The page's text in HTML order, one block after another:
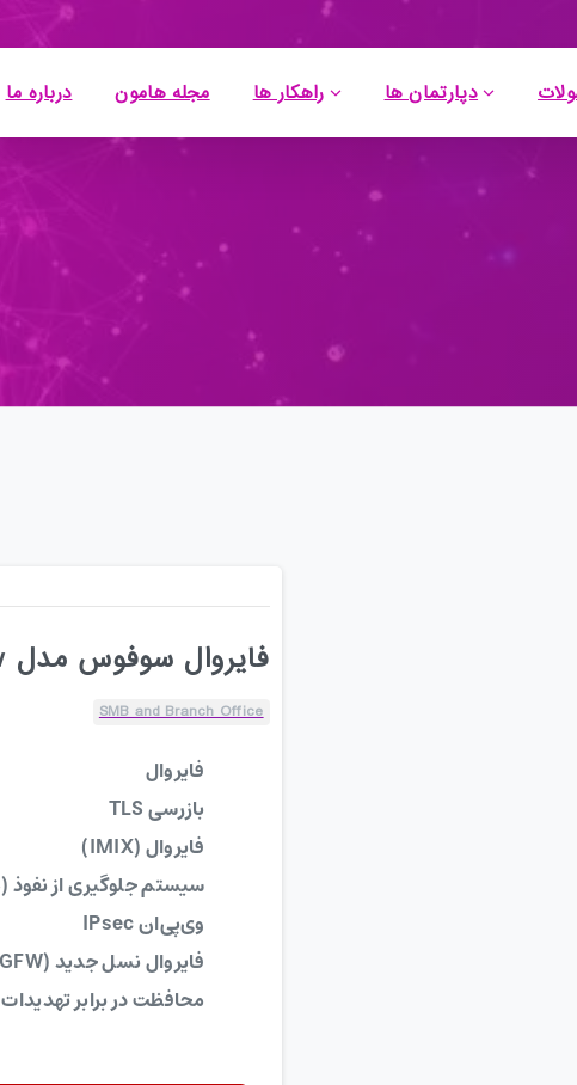
دپارتمان ها راهکار ها مجله هامون درباره ما
فایروال سوفوس مدل XGS 126w
SMB and Branch Office
فایروال
بازرسی TLS
فایروال (IMIX)
سیستم جلوگیری از نفوذ (IPS)
وی‌پی‌ان IPsec
فایروال نسل جدید (NGFW)
محافظت در برابر تهدیدات